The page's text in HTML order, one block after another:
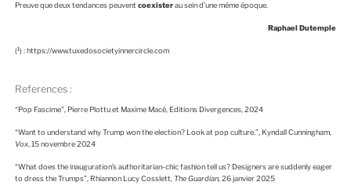
Preuve que deux tendances peuventcoexisterau sein d’une même époque.
Raphael Dutemple
(1) : https://www.tuxedosocietyinnercircle.com
References :
“Pop Fascime”, Pierre Plottu et Maxime Macé, Editions Divergences, 2024
“Want to understand why Trump won the election? Look at pop culture.”, Kyndall Cunningham,
Vox, 15 novembre 2024
“What does the inauguration’s authoritarian-chic fashion tell us? Designers are suddenly eager
to dress the Trumps”, Rhiannon Lucy Cosslett, The Guardian, 26 janvier 2025